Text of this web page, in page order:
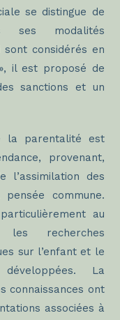
se distingue de
ses modalités
sont considérés en
il est proposé de
sanctions et un
la parentalité est
provenant,
des
commune.
au
recherches
sur l’enfant et le
La
connaissances ont
associées à